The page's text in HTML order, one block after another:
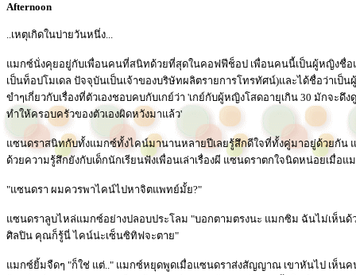
Afternoon
..เหตุเกิดในบ่ายวันหนึ่ง...
แมกซ์นั่งคุยอยู่กับเพื่อนคนที่สนิทด้วยที่สุดในคอฟฟีช็อป เพื่อนคนนี้เป็นผู้หญิงชื่อ
เป็นท็อปโมเดล ปัจจุบันเป็นเจ้าของบริษัทผลิตรายการโทรทัศน์)และได้ชื่อว่าเ
ขำๆเกี่ยวกับเรื่องที่ตัวเองชอบคบกับเกย์ว่า 'เกย์กับผู้หญิงโสดอายุเกิน 30 มักจะ
ทำให้ครอบครัวของตัวเองผิดหวังมาแล้ว'
แซนดราสนิทกับทั้งแมกซ์ทั้งไคน์มานานหลายปีเลยรู้สึกดีใจที่ทั้งคู่มาอยู่ด้วยกัน
ด้วยความรู้สึกยังกับเด็กนักเรียนฟังเพื่อนเล่าเรื่องผี แซนดราตกใจนิดหน่อยเมื่อ
"แซนดรา ผมควรพาไคน์ไปหาจิตแพทย์มั้ย?"
แซนดราลูบไหล่แมกซ์อย่างปลอบประโลม "บอกตามตรงนะ แมกซิม ฉันไม่เห็น
ศิลปิน คุณก็รู้นี่ ไคน์น่ะเซ็นซิทิฟจะตาย"
แมกซ์ยิ้มจืดๆ "ก็ใช่ แต่.." แมกซ์หยุดพูดเมื่อแซนดราส่งสัญญาณ เขาหันไป เห็นค